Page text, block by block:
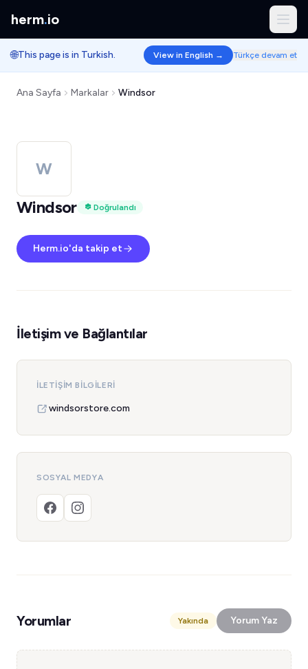
herm.io
🌐This page is in Turkish. View in English → Türkçe devam et
Ana Sayfa Markalar Windsor
W
Windsor
Doğrulandı
Herm.io'da takip et
İletişim ve Bağlantılar
İLETIŞIM BILGILERI
windsorstore.com
SOSYAL MEDYA
Yorumlar Yakında Yorum Yaz